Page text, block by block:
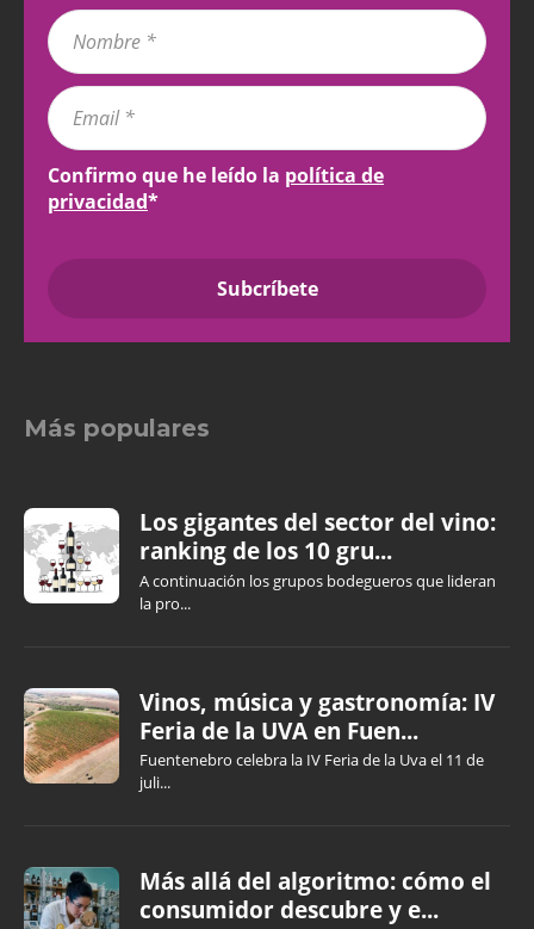
Confirmo que he leído la política de
privacidad*
Más populares
Los gigantes del sector del vino:
ranking de los 10 gru...
A continuación los grupos bodegueros que lideran
la pro...
Vinos, música y gastronomía: IV
Feria de la UVA en Fuen...
Fuentenebro celebra la IV Feria de la Uva el 11 de
juli...
Más allá del algoritmo: cómo el
consumidor descubre y e...